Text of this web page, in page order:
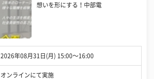
想いを形にする！中部電
2026年08月31日(月) 15:00〜16:00
オンラインにて実施